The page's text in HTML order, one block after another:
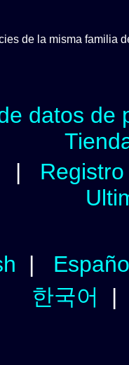
de la misma familia
datos de
|
|
한국어